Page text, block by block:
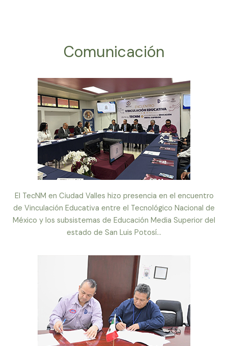
Comunicación
El TecNM en Ciudad Valles hizo presencia en el encuentro
de Vinculación Educativa entre el Tecnológico Nacional de
México y los subsistemas de Educación Media Superior del
estado de San Luis Potosí...